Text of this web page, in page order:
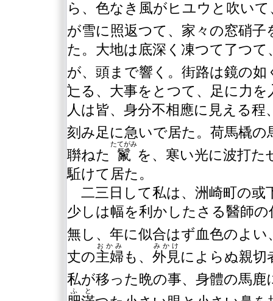
ら、色なき風がヒユウと吹い
が雪に照返つて、家々の窓硝子
た。大地は底深く凍つて了つ
が、頭まで響く。街路は鏡の如
辷る、大事をとつて、足に力
人は皆、身分不相應に見える
刻み足に急いで居た。荷馬橇の
聨ねた 鬣
たてがみ
を、寒い光に波打た
駈けて居た。
二三日して私は、洲崎町の或
少しは幅を利かしたさる醫師
無し、年に似合はず血色のよい
丈の主婦
おかみ
も、 外見
みかけ
によらぬ親切
私が移った晩の事、身體の馬鹿
ふと